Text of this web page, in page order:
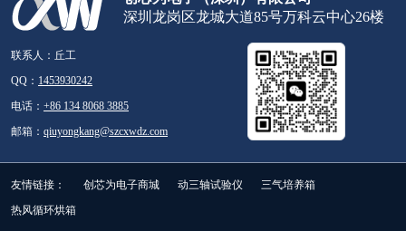
深圳龙岗区龙城大道85号万科云中心26楼
联系人：丘工
QQ： 1453930242
电话： +86 134 8068 3885
邮箱： qiuyongkang@szcxwdz.com
友情链接： 创芯为电子商城 动三轴试验仪
三气培养箱
热风循环烘箱